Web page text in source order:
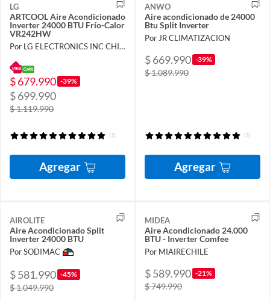
LG
ARTCOOL Aire Acondicionado
Inverter 24000 BTU Frío-Calor
VR242HW
Por LG ELECTRONICS INC CHILE LIMITADA
$ 679.990 -39%
$ 699.990
$ 1.119.990
(1)
Agregar
ANWO
Aire acondicionado de 24000
Btu Split Inverter
Por JR CLIMATIZACION
$ 669.990 -39%
$ 1.089.990
(1)
Agregar
AIROLITE
Aire Acondicionado Split
Inverter 24000 BTU
Por SODIMAC
$ 581.990 -45%
$ 1.049.990
MIDEA
Aire Acondicionado 24.000
BTU - Inverter Comfee
Por MIAIRECHILE
$ 589.990 -21%
$ 749.990